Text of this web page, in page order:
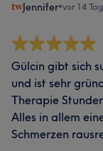
Jennifer•vor 14
Gülcin gibt sich
und ist sehr
Therapie
Alles in allem
Schmerzen